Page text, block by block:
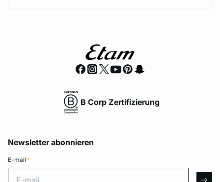
B Corp Zertifizierung
Newsletter abonnieren
E-mail *